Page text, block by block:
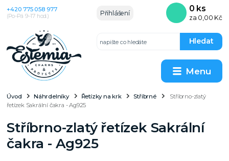
Menu
Přihlášení
Hledat
+420 775 058 977
(Po–Pá 9–17 hod.)
0 ks
za 0,00 Kč
Úvod Náhrdelníky Řetízky na krk Stříbrné
Stříbrno-zlatý
řetízek Sakrální čakra - Ag925
Stříbrno-zlatý řetízek Sakrální
čakra - Ag925